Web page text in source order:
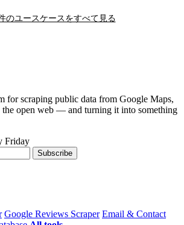
のユースケースをすべて見る
for scraping public data from Google Maps,
the open web — and turning it into something
Friday
Subscribe
Google Reviews Scraper Email & Contact